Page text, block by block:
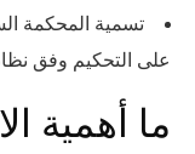
تسمية المحكمة
على التحكيم وفق
ما أهمية